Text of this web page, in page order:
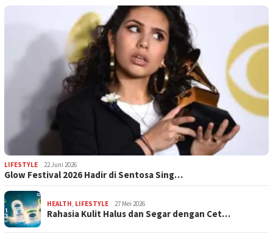
LIFESTYLE 22 Juni 2026
Glow Festival 2026 Hadir di Sentosa Sing…
HEALTH LIFESTYLE 27 Mei 2026
Rahasia Kulit Halus dan Segar dengan Cet…